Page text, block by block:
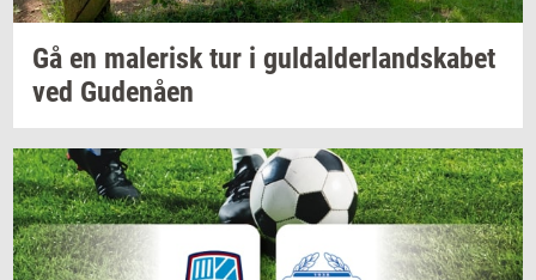
Gå en ma­le­risktur i gul­dal­der­land­ska­bet
ved Gu­denå­en